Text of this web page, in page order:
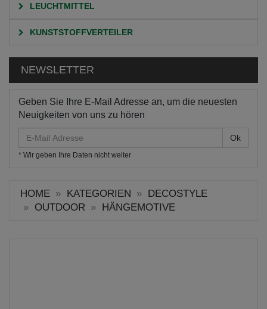
LEUCHTMITTEL
KUNSTSTOFFVERTEILER
NEWSLETTER
Geben Sie Ihre E-Mail Adresse an, um die neuesten
Neuigkeiten von uns zu hören
Mail
Adresse
* Wir geben Ihre Daten nicht weiter
HOME KATEGORIEN
DECOSTYLE
OUTDOOR
HÄNGEMOTIVE